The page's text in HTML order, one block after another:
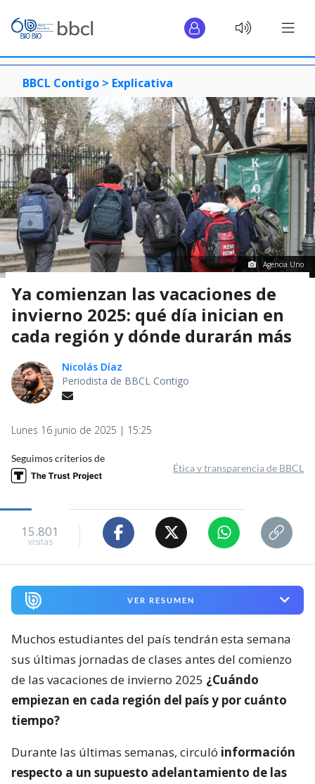
BBCL Contigo > Explicativa
Agencia Uno
Ya comienzan las vacaciones de
invierno 2025: qué día inician en
cada región y dónde durarán más
Nicolás Díaz
Periodista de BBCL Contigo
Lunes 16 junio de 2025 | 15:25
Seguimos criterios de
Ética y transparencia de BBCL
15.801
visitas
VER RESUMEN
Muchos estudiantes del país tendrán esta semana
sus últimas jornadas de clases antes del comienzo
de las vacaciones de invierno 2025 ¿Cuándo
empiezan en cada región del país y por cuánto
tiempo?
Durante las últimas semanas, circuló información
respecto a un supuesto adelantamiento de las